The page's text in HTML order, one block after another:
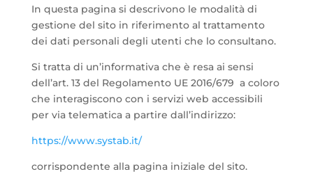
In questa pagina si descrivono le modalità di
gestione del sito in riferimento al trattamento
dei dati personali degli utenti che lo consultano.
Si tratta di un’informativa che è resa ai sensi
dell’art. 13 del Regolamento UE 2016/679 a coloro
che interagiscono con i servizi web accessibili
per via telematica a partire dall’indirizzo:
https://www.systab.it/
corrispondente alla pagina iniziale del sito.